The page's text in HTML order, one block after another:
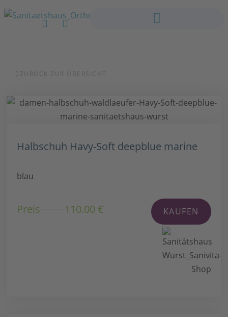
ZURÜCK ZUR ÜBERSICHT
Halbschuh Havy-Soft deepblue marine
blau
Preis 110.00 € KAUFEN